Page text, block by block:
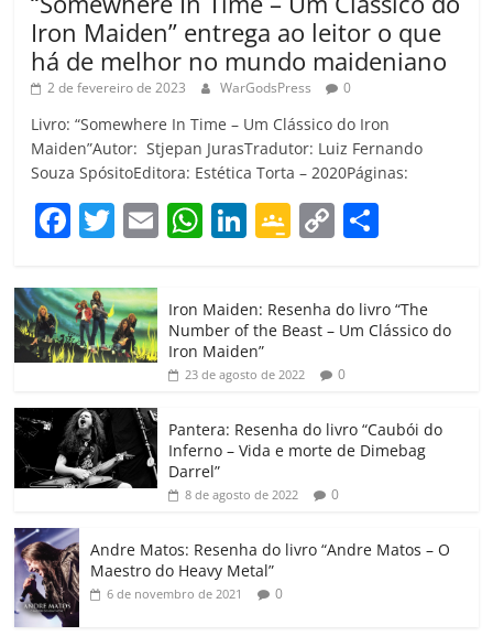
Iron Maiden” entrega ao leitor o que
há de melhor no mundo maideniano
2 de fevereiro de 2023 WarGodsPress 0
Livro: “Somewhere In Time – Um Clássico do Iron
Maiden”Autor: Stjepan JurasTradutor: Luiz Fernando
Souza SpósitoEditora: Estética Torta – 2020Páginas:
F
a
c
e
b
o
o
k
T
w
itt
er
E
m
W
h
s
A
p
p
Li
n
e
dI
n
G
o
gl
e
Cl
a
ss
ro
o
m
C
o
y
Li
n
k
p
h
ar
Iron Maiden: Resenha do livro “The
Number of the Beast – Um Clássico do
Iron Maiden”
23 de agosto de 2022 0
Pantera: Resenha do livro “Caubói do
Inferno – Vida e morte de Dimebag
Darrel”
8 de agosto de 2022 0
Andre Matos: Resenha do livro “Andre Matos – O
Maestro do Heavy Metal”
6 de novembro de 2021 0